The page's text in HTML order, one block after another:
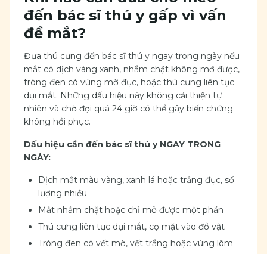
đến bác sĩ thú y gấp vì vấn
đề mắt?
Đưa thú cưng đến bác sĩ thú y ngay trong ngày nếu
mắt có dịch vàng xanh, nhắm chặt không mở được,
tròng đen có vùng mờ đục, hoặc thú cưng liên tục
dụi mắt. Những dấu hiệu này không cải thiện tự
nhiên và chờ đợi quá 24 giờ có thể gây biến chứng
không hồi phục.
Dấu hiệu cần đến bác sĩ thú y NGAY TRONG
NGÀY:
Dịch mắt màu vàng, xanh lá hoặc trắng đục, số
lượng nhiều
Mắt nhắm chặt hoặc chỉ mở được một phần
Thú cưng liên tục dụi mắt, cọ mặt vào đồ vật
Tròng đen có vết mờ, vết trắng hoặc vùng lõm